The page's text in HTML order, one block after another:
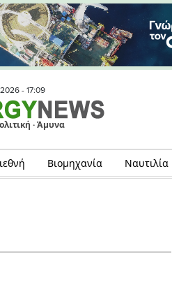
- 17:09
· Άμυνα
Βιομηχανία Ναυτιλία